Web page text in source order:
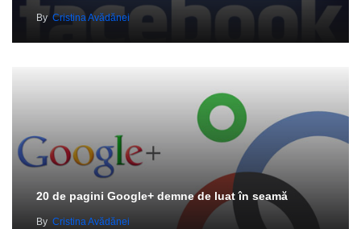
By Cristina Avădănei
20 de pagini Google+ demne de luat în seamă
By Cristina Avădănei